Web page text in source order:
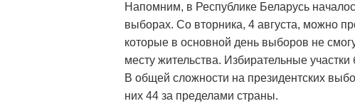
Напомним, в Республике Беларусь
выборах. Со вторника, 4 августа, можно
которые в основной день выборов не
месту жительства. Избирательные
В общей сложности на президентских
них 44 за пределами страны.